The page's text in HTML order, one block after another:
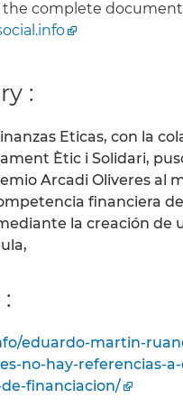
the complete
:
Eticas, con la
Ètic i Solidari,
Arcadi Oliveres al
financiera
la creación de
eduardo-martin-
no-hay-referencias-
financiacion/